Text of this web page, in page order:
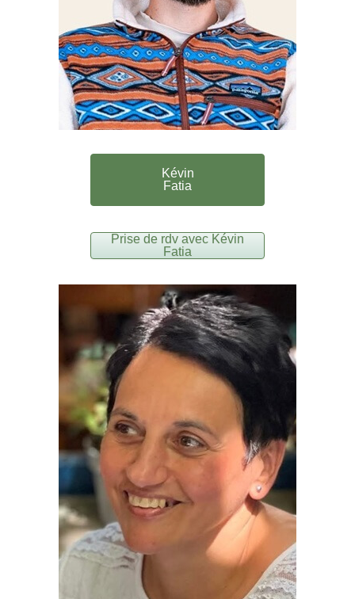
Kévin
Fatia
Prise de rdv avec Kévin
Fatia